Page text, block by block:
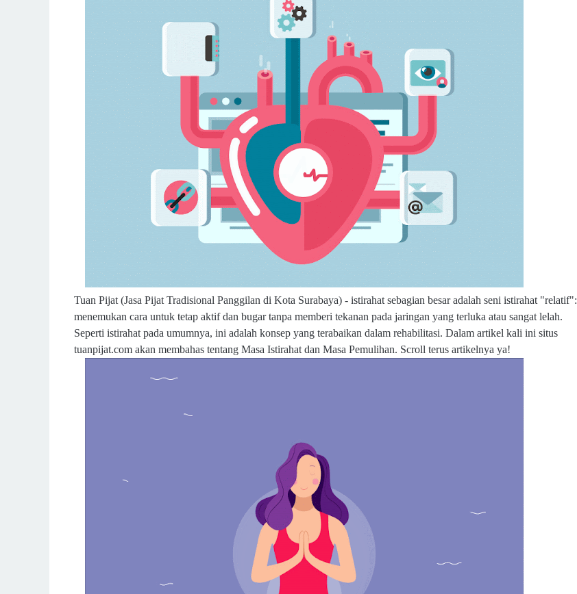
Tuan Pijat (Jasa Pijat Tradisional Panggilan di Kota Surabaya) - istirahat sebagian besar adalah seni istirahat "relatif":
menemukan cara untuk tetap aktif dan bugar tanpa memberi tekanan pada jaringan yang terluka atau sangat lelah.
Seperti istirahat pada umumnya, ini adalah konsep yang terabaikan dalam rehabilitasi. Dalam artikel kali ini situs
tuanpijat.com akan membahas tentang Masa Istirahat dan Masa Pemulihan. Scroll terus artikelnya ya!